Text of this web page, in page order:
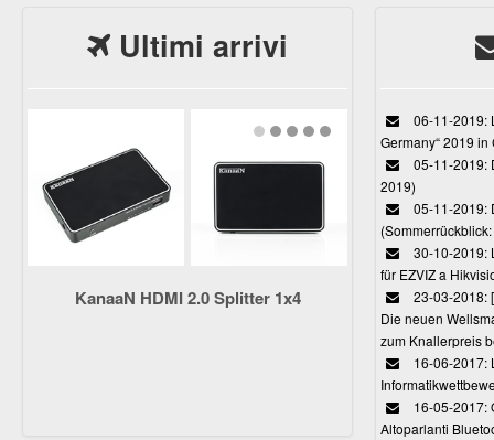
Ultimi arrivi
KanaaN HDMI 2.0 Splitter 1x4
06-11-2019:
Germany“ 2019
05-11-2019:
2019)
05-11-2019:
30-10-2019:
für EZVIZ a
23-03-2018:
Die neuen
zum Knallerpreis
16-06-2017:
16-05-2017:
Altoparlanti